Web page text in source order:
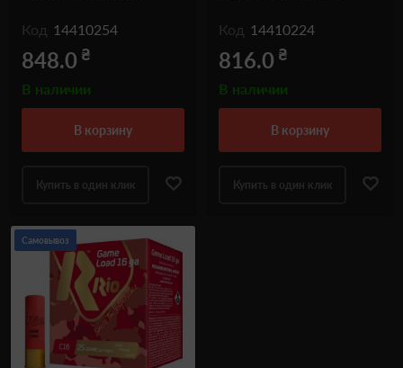
Код 14410254
848.0 ₴
В наличии
в корзину
Купить в один клик
Код 14410224
816.0 ₴
В наличии
в корзину
Купить в один клик
Самовывоз